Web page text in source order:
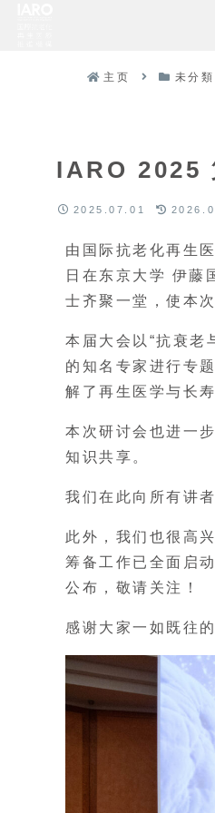
主页 未分類
IARO 2025
2025.07.01
由国际抗老化再生
日在东京大学 伊藤
士齐聚一堂，使本
本届大会以“抗衰老
的知名专家进行专
解了再生医学与长
本次研讨会也进一
知识共享。
我们在此向所有讲
此外，我们也很高
筹备工作已全面启
公布，敬请关注！
感谢大家一如既往